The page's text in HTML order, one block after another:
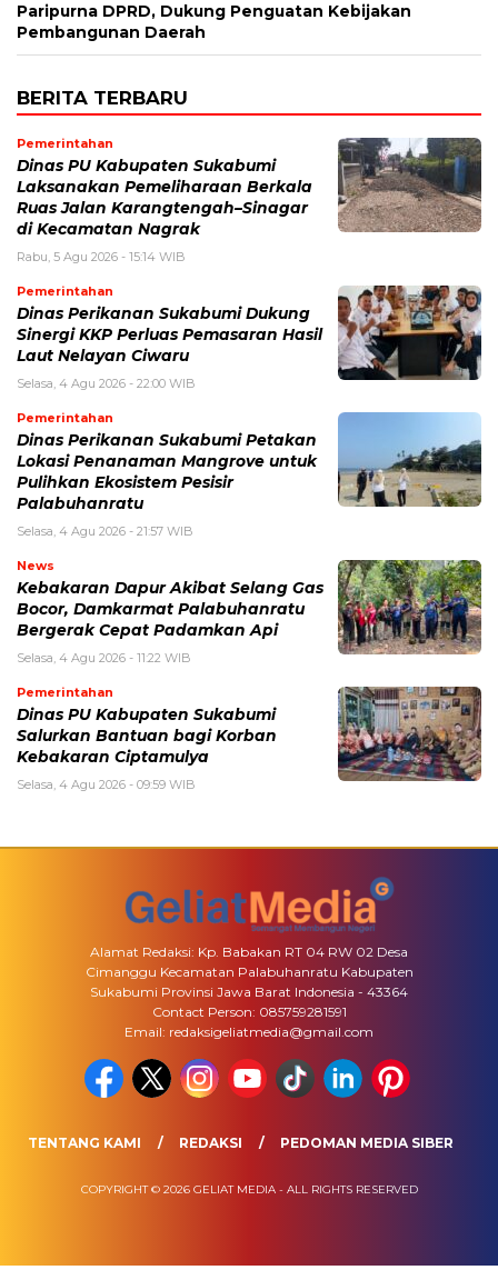
Paripurna DPRD, Dukung Penguatan Kebijakan
Pembangunan Daerah
BERITA TERBARU
Pemerintahan
Dinas PU Kabupaten Sukabumi
Laksanakan Pemeliharaan Berkala
Ruas Jalan Karangtengah–Sinagar
di Kecamatan Nagrak
Rabu, 5 Agu 2026 - 15:14 WIB
Pemerintahan
Dinas Perikanan Sukabumi Dukung
Sinergi KKP Perluas Pemasaran Hasil
Laut Nelayan Ciwaru
Selasa, 4 Agu 2026 - 22:00 WIB
Pemerintahan
Dinas Perikanan Sukabumi Petakan
Lokasi Penanaman Mangrove untuk
Pulihkan Ekosistem Pesisir
Palabuhanratu
Selasa, 4 Agu 2026 - 21:57 WIB
News
Kebakaran Dapur Akibat Selang Gas
Bocor, Damkarmat Palabuhanratu
Bergerak Cepat Padamkan Api
Selasa, 4 Agu 2026 - 11:22 WIB
Pemerintahan
Dinas PU Kabupaten Sukabumi
Salurkan Bantuan bagi Korban
Kebakaran Ciptamulya
Selasa, 4 Agu 2026 - 09:59 WIB
Alamat Redaksi: Kp. Babakan RT 04 RW 02 Desa
Cimanggu Kecamatan Palabuhanratu Kabupaten
Sukabumi Provinsi Jawa Barat Indonesia - 43364
Contact Person: 085759281591
Email: redaksigeliatmedia@gmail.com
TENTANG KAMI REDAKSI PEDOMAN MEDIA SIBER
COPYRIGHT © 2026 GELIAT MEDIA - ALL RIGHTS RESERVED